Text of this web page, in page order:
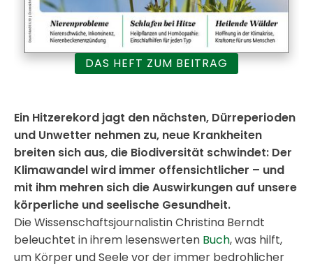
DAS HEFT ZUM BEITRAG
Ein Hitzerekord jagt den nächsten, Dürreperio­den
und Unwetter nehmen zu, neue Krankheiten
breiten sich aus, die Biodiversität schwindet: Der
Klima­wandel wird immer offensichtlicher – und
mit ihm mehren sich die Auswirkungen auf unsere
körperliche und seelische Gesundheit.
Die Wissenschaftsjournalistin Christina Berndt
beleuchtet in ihrem lesenswerten Buch, was hilft,
um Körper und Seele vor der immer bedrohlicher